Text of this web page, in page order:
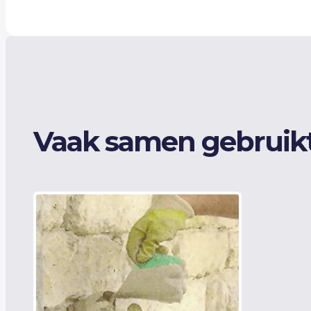
Vaak samen